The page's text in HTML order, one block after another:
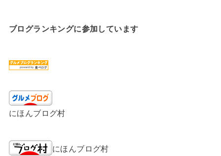
ブログランキングに参加しています
にほんブログ村
にほんブログ村